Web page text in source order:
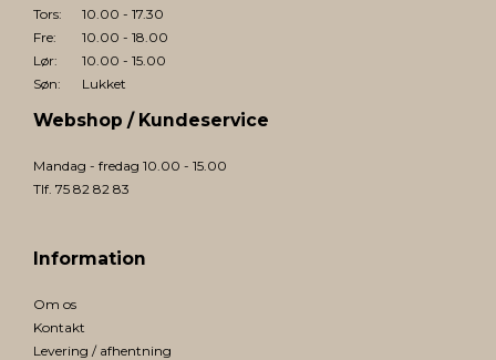
Tors:
Fre:
Lør:
Søn:
10.00 - 17.30
10.00 - 18.00
10.00 - 15.00
Lukket
Webshop / Kundeservice
Mandag - fredag 10.00 - 15.00
Tlf. 75 82 82 83
Information
Om os
Kontakt
Levering / afhentning